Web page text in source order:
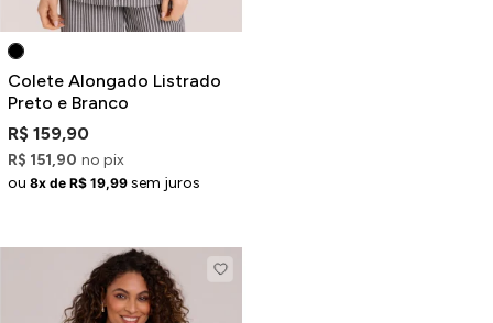
Colete Alongado Listrado
Preto e Branco
R$ 159,90
R$ 151,90 no pix
ou 8x de R$ 19,99 sem juros